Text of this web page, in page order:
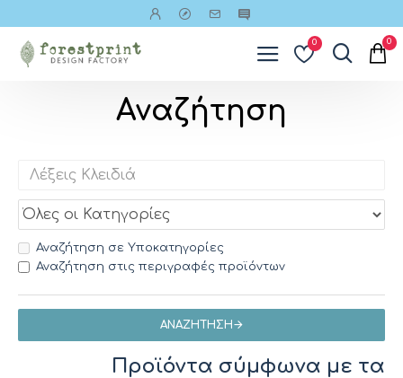
0 0
Αναζήτηση
Αναζήτηση σε Υποκατηγορίες
Αναζήτηση στις περιγραφές προϊόντων
ΑΝΑΖΉΤΗΣΗ
Προϊόντα σύμφωνα με τα